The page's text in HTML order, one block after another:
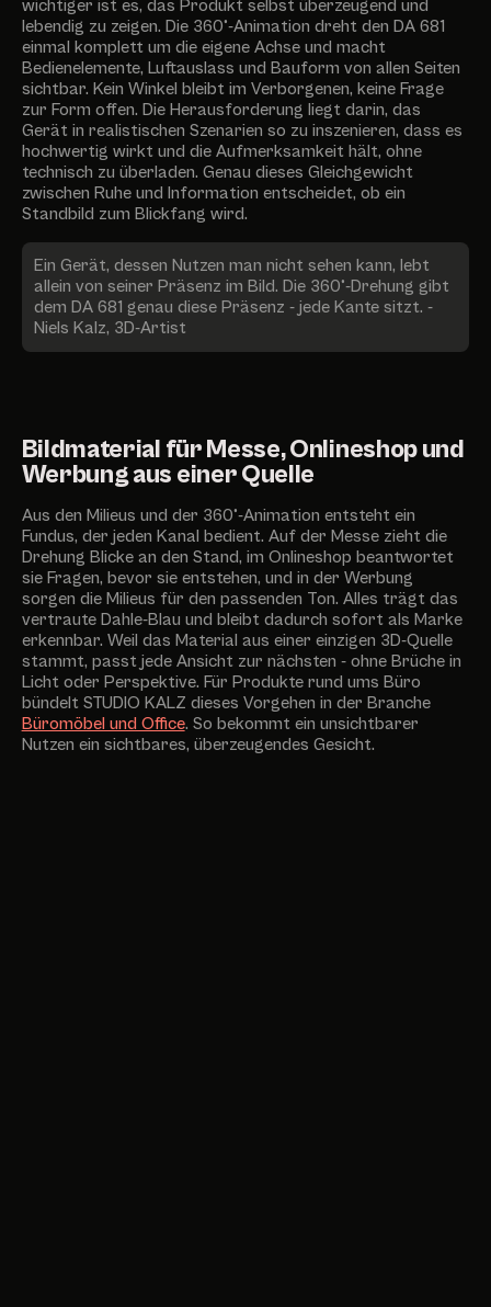
wichtiger ist es, das Produkt selbst überzeugend und
lebendig zu zeigen. Die 360°-Animation dreht den DA 681
einmal komplett um die eigene Achse und macht
Bedienelemente, Luftauslass und Bauform von allen Seiten
sichtbar. Kein Winkel bleibt im Verborgenen, keine Frage
zur Form offen. Die Herausforderung liegt darin, das
Gerät in realistischen Szenarien so zu inszenieren, dass es
hochwertig wirkt und die Aufmerksamkeit hält, ohne
technisch zu überladen. Genau dieses Gleichgewicht
zwischen Ruhe und Information entscheidet, ob ein
Standbild zum Blickfang wird.
Ein Gerät, dessen Nutzen man nicht sehen kann, lebt
allein von seiner Präsenz im Bild. Die 360°-Drehung gibt
dem DA 681 genau diese Präsenz - jede Kante sitzt. -
Niels Kalz, 3D-Artist
Bildmaterial für Messe, Onlineshop und
Werbung aus einer Quelle
Aus den Milieus und der 360°-Animation entsteht ein
Fundus, der jeden Kanal bedient. Auf der Messe zieht die
Drehung Blicke an den Stand, im Onlineshop beantwortet
sie Fragen, bevor sie entstehen, und in der Werbung
sorgen die Milieus für den passenden Ton. Alles trägt das
vertraute Dahle-Blau und bleibt dadurch sofort als Marke
erkennbar. Weil das Material aus einer einzigen 3D-Quelle
stammt, passt jede Ansicht zur nächsten - ohne Brüche in
Licht oder Perspektive. Für Produkte rund ums Büro
bündelt STUDIO KALZ dieses Vorgehen in der Branche
Büromöbel und Office. So bekommt ein unsichtbarer
Nutzen ein sichtbares, überzeugendes Gesicht.